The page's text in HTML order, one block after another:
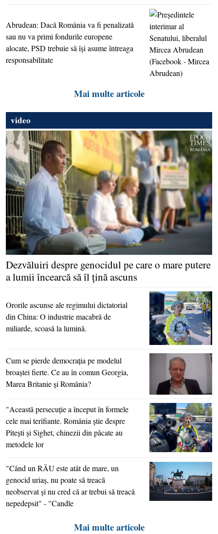
video
Dezvăluiri despre genocidul pe care o mare putere
a lumii încearcă să îl ţină ascuns
Ororile ascunse ale regimului dictatorial
din China: O industrie macabră de
miliarde, scoasă la lumină.
Cum se pierde democraţia pe modelul
broaştei fierte. Ce au în comun Georgia,
Marea Britanie şi România?
"Această persecuţie a început în formele
cele mai terifiante. România ştie despre
Piteşti şi Sighet, chinezii din păcate au
metodele lor
"Când un RĂU este atât de mare, un
genocid uriaş, nu poate să treacă
neobservat şi nu cred că ar trebui să treacă
nepedepsit" - "Candle
Mai multe articole
Abrudean: Dacă România va fi penalizată
sau nu va primi fondurile europene
alocate, PSD trebuie să îşi asume întreaga
responsabilitate
Mai multe articole